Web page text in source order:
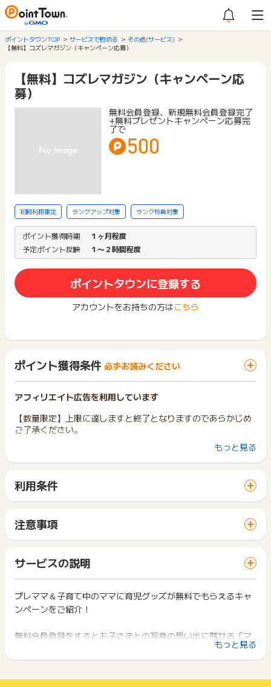
ポイントタウンTOP サービスで貯める
その他(サービス)
【無料】コズレマガジン（キャンペーン応募）
【無料】コズレマガジン（キャンペーン応
募）
無料会員登録、新規無料会員登録完了
+無料プレゼントキャンペーン応募完
了で
500
初回利用限定 ランクアップ対象 ランク特典対象
ポイント獲得時期
１ヶ月程度
予定ポイント反映
１〜２時間程度
ポイントタウンに登録する
アカウントをお持ちの方はこちら
ポイント獲得条件 必ずお読みください
アフィリエイト広告を利用しています
【数量限定】上限に達しますと終了となりますのであらかじめ
ご了承ください。
新規無料会員登録完了+無料プレゼントキャンペーン応募完了
【ポイント却下条件】
まで至っていない方
・該当広告の対象キャンペーン「「無料で「Disneyのおしりふ
き」がもらえるプレゼントキャンペーン！」以外での応募完了
・過去登録があるユーザー
・登録情報に誤りがある
・虚偽・不正・架空・いたずら・申込み不備・キャンセル・デ
ータ重複
【お問い合わせ必要情報】
e-mailアドレス
※お申込完了から65日以内のお問い合わせのみ対応可能
までお問い合わせください。ポイントについて、広告主に直接
もっと見る
利用条件
サイトに移動してからお申し込みやお買い物が完了するまでの
間に、同じブラウザ（※）で他のサイトに移動した場合はポイン
ト獲得ができません。
「 無料会員登録でポイントGET 」ボタンを押した時とサービ
ス・お買い物利用時で、デバイス・ブラウザが異なる場合はポ
イント獲得ができません。
2回以上同じお買い物・サービスをご利用される場合は、毎回
ポイントタウンに戻り、「 無料会員登録でポイントGET 」ボ
下記の事項に該当する場合、広告主側で対象外とみなし、「獲
い物を複数回ご利用された場合
注意事項
一部のサービスにつきましては、1商品につき10円単位の金額
は切り捨てとなります。
ポイント獲得が1ポイント未満のものは切り捨てとなり、ポイ
ント履歴には記載されません。
原則として広告主側のポイント等を利用して支払われた金額分
につきましては、ポイントタウンのポイント獲得の対象には含
広告主が運営しているサービスの都合もしくは会員様の都合で
商品の交換や一部でもキャンセルされた場合、ポイントが無効
になる可能性もございます。
サービスの説明
プレママ＆子育て中のママに育児グッズが無料でもらえるキャ
ンペーンをご紹介！
無料会員登録をするとお子さまとの写真の思い出に残せる「マ
ンスリーカード」などのもれなくもらえるダウンロード版デザ
インテンプレート合計100種類もご用意！
もっと見る